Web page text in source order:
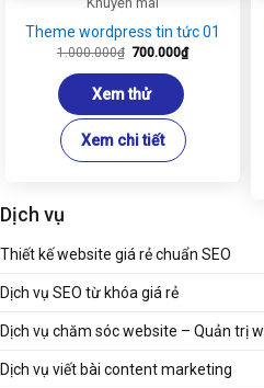
Theme wordpress tin tức 01
1.000.000₫ Giá
là:
1.000.000₫.
700.000₫Giá
hiện
Xem thử
Xem chi tiết
Dịch vụ
Thiết kế website giá rẻ chuẩn SEO
Dịch vụ SEO từ khóa giá rẻ
Dịch vụ chăm sóc website – Quản trị
Dịch vụ viết bài content marketing